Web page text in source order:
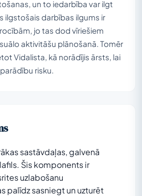
un to iedarbība var ilgt
ilgstošais darbības ilgums ir
jo tas dod vīriešiem
aktivitāšu plānošanā. Tomēr
Vidalista, kā norādījis ārsts, lai
risku.
sastāvdaļas, galvenā
Šis komponents ir
uzlabošanu
palīdz sasniegt un uzturēt